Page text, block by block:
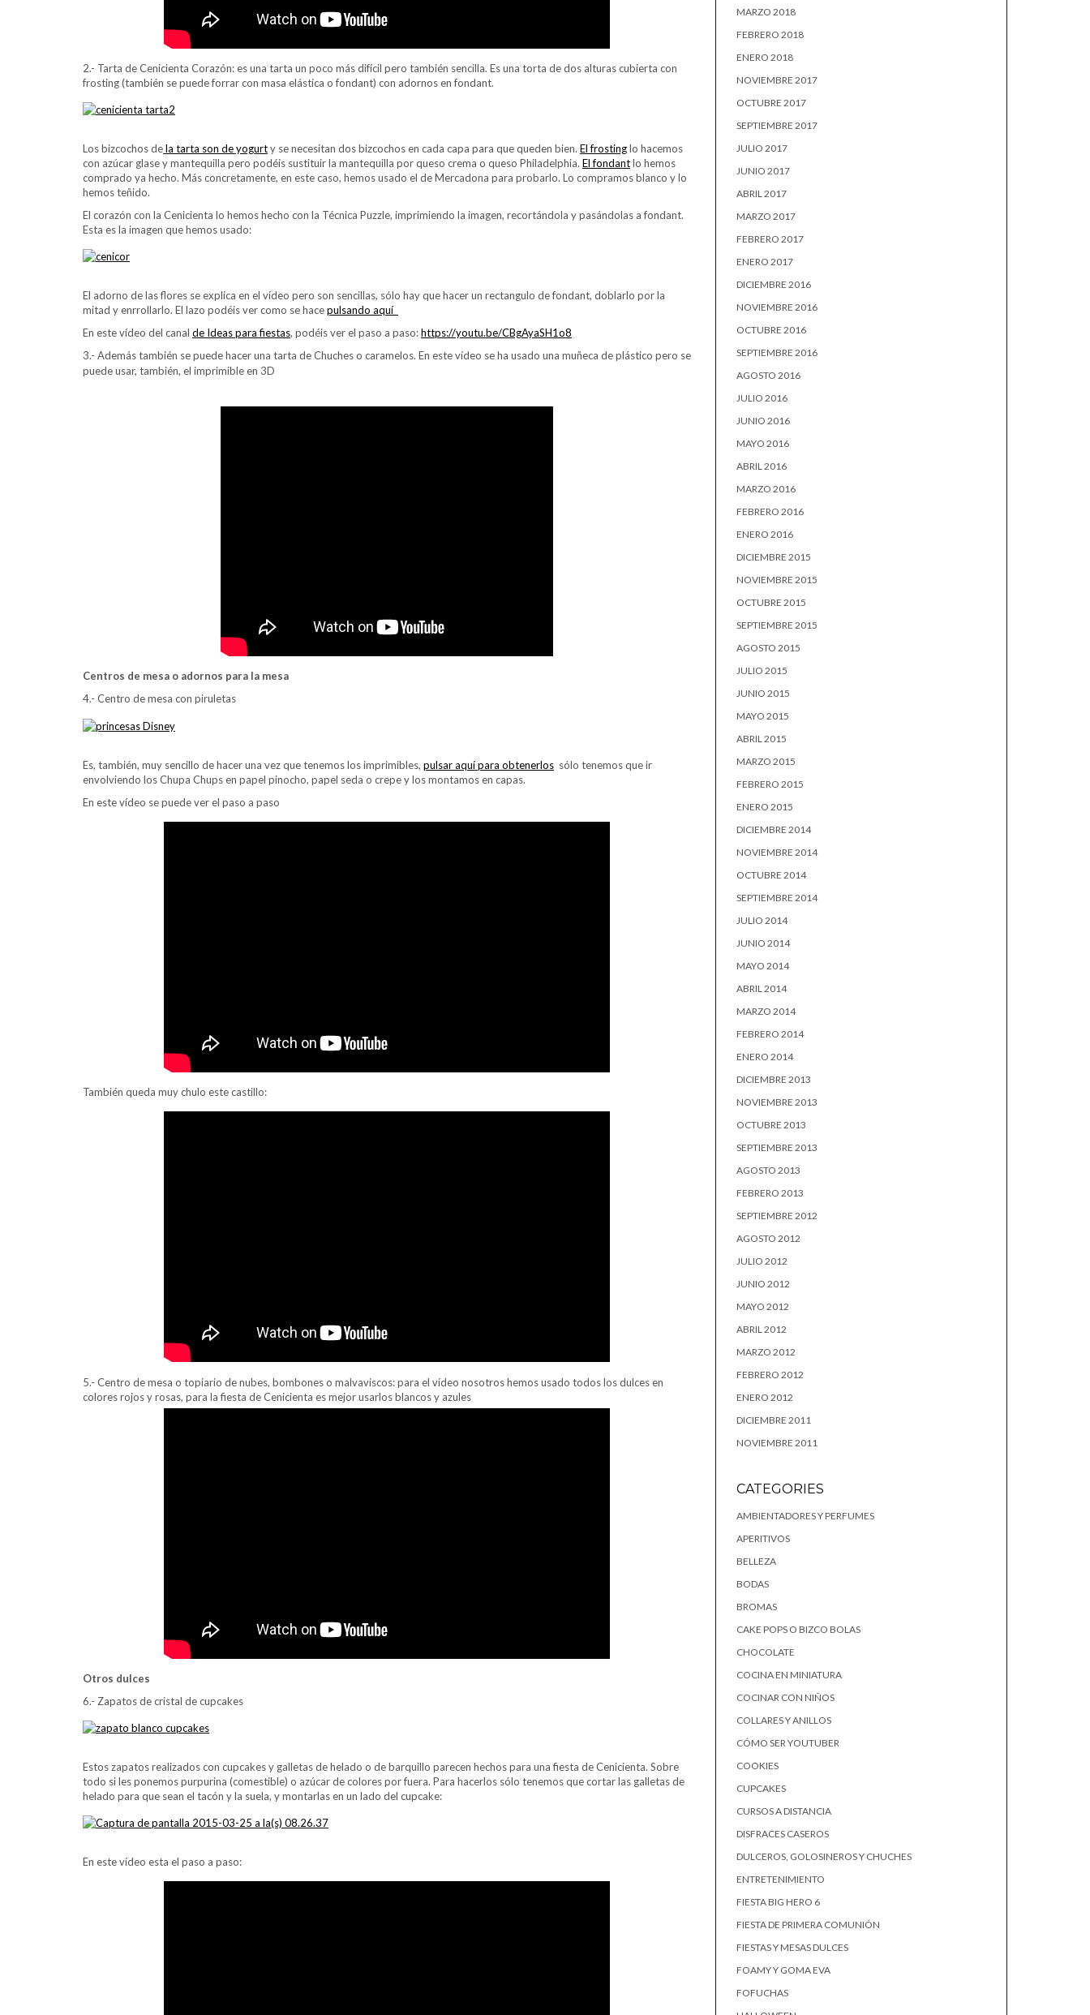
2.- Tarta de Cenicienta Corazón: es una tarta un poco más difícil pero también sencilla. Es una torta de dos alturas cubierta con
frosting (también se puede forrar con masa elástica o fondant) con adornos en fondant.
Los bizcochos dela tarta son de yogurty se necesitan dos bizcochos en cada capa para que queden bien. El frostinglo hacemos
con azúcar glase y mantequilla pero podéis sustituir la mantequilla por queso crema o queso Philadelphia. El fondantlo hemos
comprado ya hecho. Más concretamente, en este caso, hemos usado el de Mercadona para probarlo. Lo compramos blanco y lo
hemos teñido.
El corazón con la Cenicienta lo hemos hecho con la Técnica Puzzle, imprimiendo la imagen, recortándola y pasándolas a fondant.
Esta es la imagen que hemos usado:
El adorno de las flores se explica en el vídeo pero son sencillas, sólo hay que hacer un rectangulo de fondant, doblarlo por la
mitad y enrrollarlo. El lazo podéis ver como se hacepulsando aquí
En este vídeo del canal de Ideas para fiestas, podéis ver el paso a paso:https://youtu.be/CBgAyaSH1o8
3.- Además también se puede hacer una tarta de Chuches o caramelos. En este vídeo se ha usado una muñeca de plástico pero se
puede usar, también, el imprimible en 3D
Centros de mesa o adornos para la mesa
4.- Centro de mesa con piruletas
Es, también, muy sencillo de hacer una vez que tenemos los imprimibles, pulsar aquí para obtenerlos sólo tenemos que ir
envolviendo los Chupa Chups en papel pinocho, papel seda o crepe y los montamos en capas.
En este vídeo se puede ver el paso a paso
También queda muy chulo este castillo:
5.- Centro de mesa o topiario de nubes, bombones o malvaviscos: para el vídeo nosotros hemos usado todos los dulces en
colores rojos y rosas, para la fiesta de Cenicienta es mejor usarlos blancos y azules
Otros dulces
6.- Zapatos de cristal de cupcakes
Estos zapatos realizados con cupcakes y galletas de helado o de barquillo parecen hechos para una fiesta de Cenicienta. Sobre
todo si les ponemos purpurina (comestible) o azúcar de colores por fuera. Para hacerlos sólo tenemos que cortar las galletas de
helado para que sean el tacón y la suela, y montarlas en un lado del cupcake:
En este vídeo esta el paso a paso:
MARZO 2018
FEBRERO 2018
ENERO 2018
NOVIEMBRE 2017
OCTUBRE 2017
SEPTIEMBRE 2017
JULIO 2017
JUNIO 2017
ABRIL 2017
MARZO 2017
FEBRERO 2017
ENERO 2017
DICIEMBRE 2016
NOVIEMBRE 2016
OCTUBRE 2016
SEPTIEMBRE 2016
AGOSTO 2016
JULIO 2016
JUNIO 2016
MAYO 2016
ABRIL 2016
MARZO 2016
FEBRERO 2016
ENERO 2016
DICIEMBRE 2015
NOVIEMBRE 2015
OCTUBRE 2015
SEPTIEMBRE 2015
AGOSTO 2015
JULIO 2015
JUNIO 2015
MAYO 2015
ABRIL 2015
MARZO 2015
FEBRERO 2015
ENERO 2015
DICIEMBRE 2014
NOVIEMBRE 2014
OCTUBRE 2014
SEPTIEMBRE 2014
JULIO 2014
JUNIO 2014
MAYO 2014
ABRIL 2014
MARZO 2014
FEBRERO 2014
ENERO 2014
DICIEMBRE 2013
NOVIEMBRE 2013
OCTUBRE 2013
SEPTIEMBRE 2013
AGOSTO 2013
FEBRERO 2013
SEPTIEMBRE 2012
AGOSTO 2012
JULIO 2012
JUNIO 2012
MAYO 2012
ABRIL 2012
MARZO 2012
FEBRERO 2012
ENERO 2012
DICIEMBRE 2011
NOVIEMBRE 2011
CATEGORIES
AMBIENTADORES Y PERFUMES
APERITIVOS
BELLEZA
BODAS
BROMAS
CAKE POPS O BIZCO BOLAS
CHOCOLATE
COCINA EN MINIATURA
COCINAR CON NIÑOS
COLLARES Y ANILLOS
CÓMO SER YOUTUBER
COOKIES
CUPCAKES
CURSOS A DISTANCIA
DISFRACES CASEROS
DULCEROS, GOLOSINEROS Y CHUCHES
ENTRETENIMIENTO
FIESTA BIG HERO 6
FIESTA DE PRIMERA COMUNIÓN
FIESTAS Y MESAS DULCES
FOAMY Y GOMA EVA
FOFUCHAS